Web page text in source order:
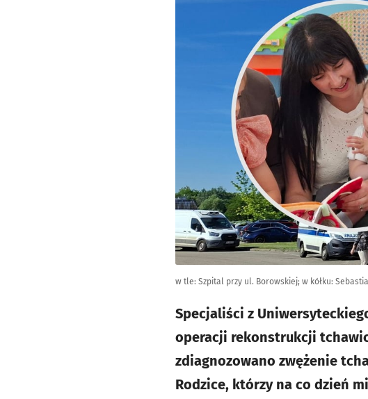
w tle: Szpital przy ul. Borowskiej; w kółku:
Specjaliści z
operacji rekonstrukcji
zdiagnozowano zwężenie
Rodzice, którzy na co dzień